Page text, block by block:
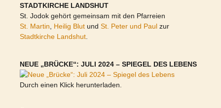
STADTKIRCHE LANDSHUT
St. Jodok gehört gemeinsam mit den Pfarreien
St. Martin
Heilig Blut und St. Peter und Paul zur
Stadtkirche Landshut
NEUE „BRÜCKE“: JULI 2024 – SPIEGEL DES LEBENS
Durch einen Klick herunterladen.